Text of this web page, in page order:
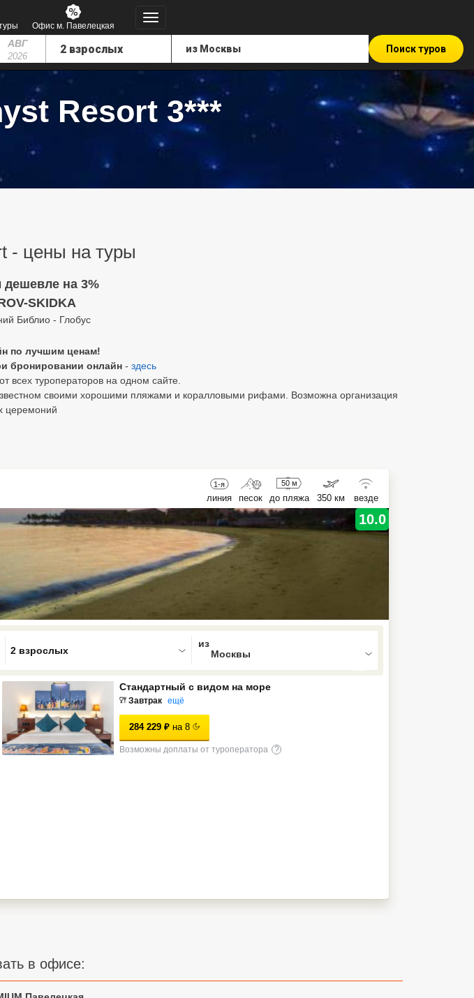
Офис м. Павелецкая
АВГ
2026
Поиск туров
Resort 3***
- цены на туры
на 3%
SKIDKA
Библио - Глобус
по лучшим ценам!
бронировании онлайн - здесь
всех туроператоров на одном сайте.
своими хорошими пляжами и коралловыми рифами. Возможна организация
церемоний
1-я
линия песок
50 м
до пляжа 350 км везде
10.0
0 results available. Select is focused , press Down to open the menu,
2 взрослых
Стандартный с видом на море
Завтрак ещё
284 229 ₽ на 8
Возможны доплаты от туроператора ?
в офисе: